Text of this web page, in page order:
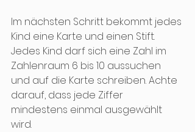
Im nächsten Schritt bekommt jedes
Kind eine Karte und einen Stift.
Jedes Kind darf sich eine Zahl im
Zahlenraum 6 bis 10 aussuchen
und auf die Karte schreiben. Achte
darauf, dass jede Ziffer
mindestens einmal ausgewählt
wird.